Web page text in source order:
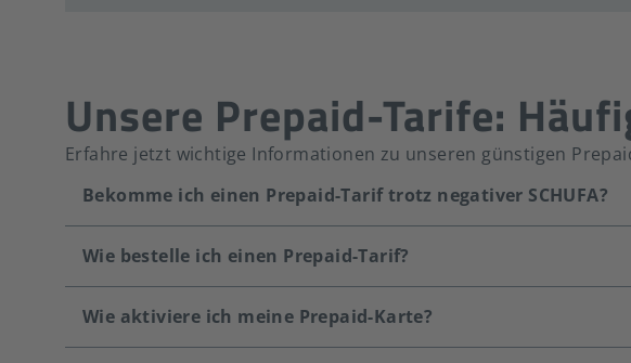
Unsere Prepaid-Tarife:
Erfahre jetzt wichtige Informationen zu unseren günstigen
Bekomme ich einen Prepaid-Tarif trotz negativer SCHUFA?
Wie bestelle ich einen Prepaid-Tarif?
Wie aktiviere ich meine Prepaid-Karte?